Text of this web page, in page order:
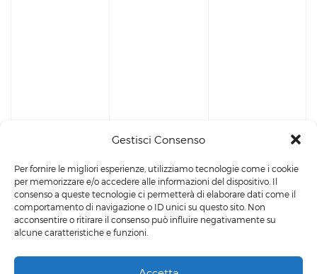
Gestisci Consenso
Per fornire le migliori esperienze, utilizziamo tecnologie come i cookie
per memorizzare e/o accedere alle informazioni del dispositivo. Il
consenso a queste tecnologie ci permetterà di elaborare dati come il
comportamento di navigazione o ID unici su questo sito. Non
acconsentire o ritirare il consenso può influire negativamente su
alcune caratteristiche e funzioni.